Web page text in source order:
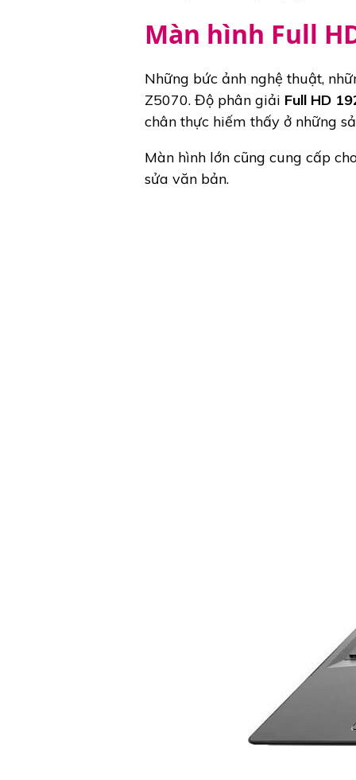
Màn hình Full
Những bức ảnh nghệ thuật,
Z5070. Độ phân giải Full HD
chân thực hiếm thấy ở những
Màn hình lớn cũng cung cấp
sửa văn bản.